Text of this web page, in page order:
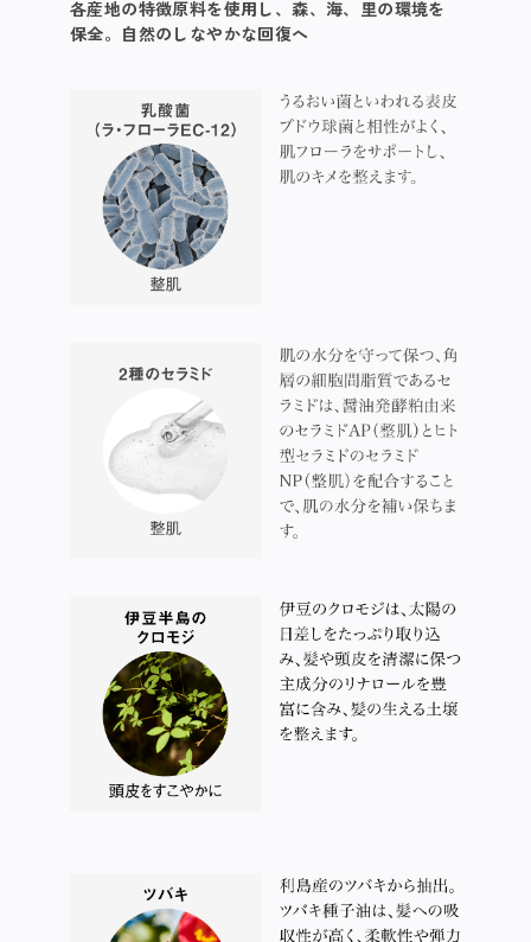
各産地の特徴原料を使用​し、森、海、里の環境を
保全。自然のしなやかな回復へ